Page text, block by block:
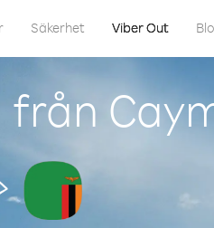
Säkerhet Viber Out